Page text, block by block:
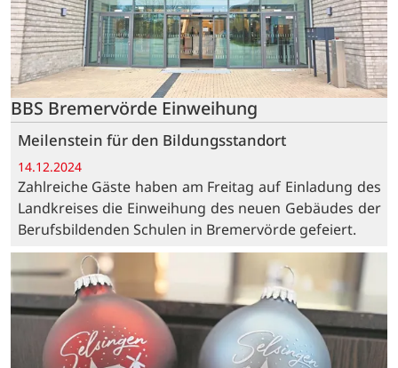
BBS Bremervörde Einweihung
Meilenstein für den Bildungsstandort
14.12.2024
Zahlreiche Gäste haben am Freitag auf Einladung des
Landkreises die Einweihung des neuen Gebäudes der
Berufsbildenden Schulen in Bremervörde gefeiert.